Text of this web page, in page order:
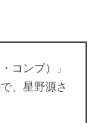
コンブ）」
、 星野源さ